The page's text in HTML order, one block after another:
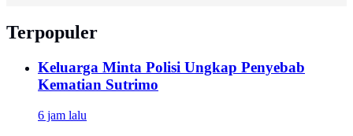
Terpopuler
Keluarga Minta Polisi Ungkap Penyebab
Kematian Sutrimo
6 jam lalu